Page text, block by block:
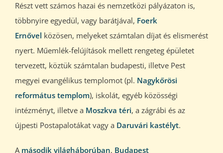
Részt vett számos hazai és nemzetközi pályázaton is,
többnyire egyedül, vagy barátjával, Foerk
Ernővel közösen, melyeket számtalan díjat és elismerést
nyert. Műemlék-felújítások mellett rengeteg épületet
tervezett, köztük számtalan budapesti, illetve Pest
megyei evangélikus templomot (pl. Nagykőrösi
református templom), iskolát, egyéb közösségi
intézményt, illetve a Moszkva téri, a zágrábi és az
újpesti Postapalotákat vagy a Daruvári kastélyt.
A második világháborúban, Budapest